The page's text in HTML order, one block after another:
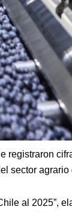
registraron
sector
al 2025”,